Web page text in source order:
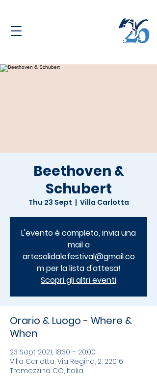
Beethoven &
Schubert
Thu 23 Sept
  |
Villa Carlotta
L'evento è completo, invia una
mail a
artesolidalefestival@gmail.co
m per la lista d'attesa!
Scopri gli altri eventi
Orario & Luogo - Where &
When
23 Sept 2021, 18:30 – 20:00
Villa Carlotta, Via Regina, 2, 22016
Tremezzina CO, Italia